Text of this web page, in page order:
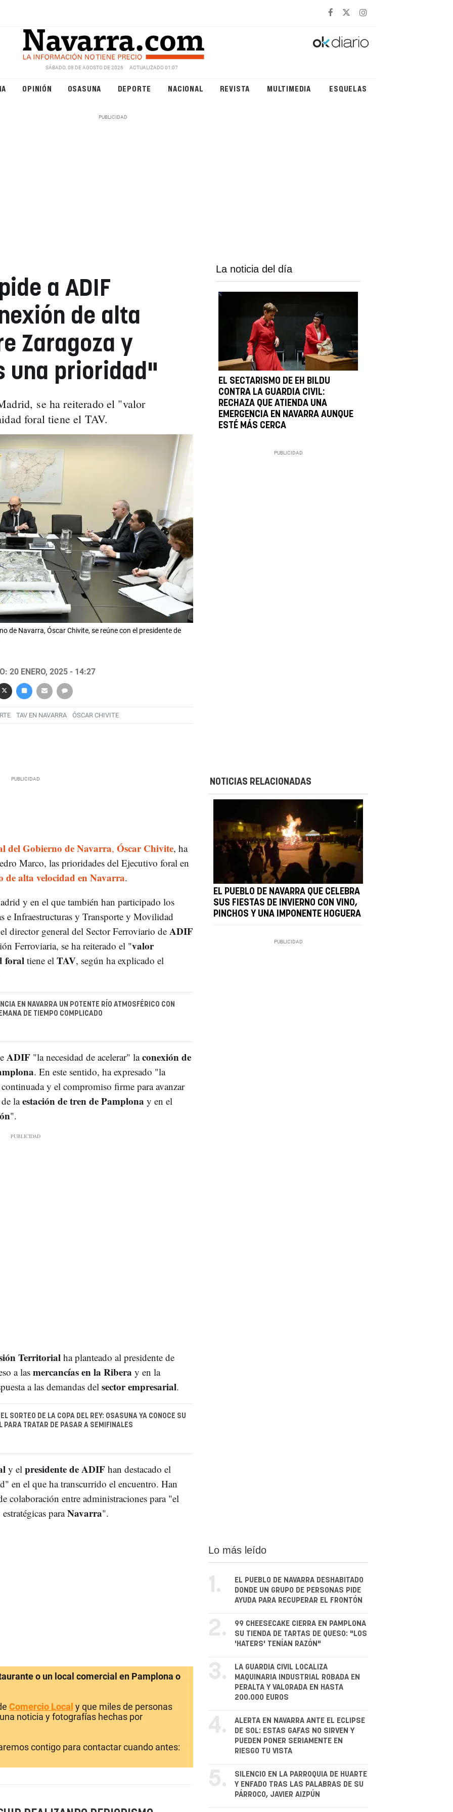
SÁBADO, 08 DE AGOSTO DE 2026 ACTUALIZADO 01:07
OPINIÓN OSASUNA DEPORTE NACIONAL REVISTA MULTIMEDIA ESQUELAS
a ADIF
de alta
Zaragoza y
una prioridad"
se ha reiterado el "valor
foral tiene el TAV.
de Navarra, Óscar Chivite, se reúne con el presidente de
20 ENERO, 2025 - 14:27
TAV EN NAVARRA ÓSCAR CHIVITE
La noticia del día
EL SECTARISMO DE EH BILDU
CONTRA LA GUARDIA CIVIL:
RECHAZA QUE ATIENDA UNA
EMERGENCIA EN NAVARRA AUNQUE
ESTÉ MÁS CERCA
del Gobierno de Navarra, Óscar Chivite, ha
Marco, las prioridades del Ejecutivo foral en
alta velocidad en Navarra.
y en el que también han participado los
e Infraestructuras y Transporte y Movilidad
director general del Sector Ferroviario deADIF
Ferroviaria, se ha reiterado el "valor
foral tiene el TAV, según ha explicado el
EN NAVARRA UN POTENTE RÍO ATMOSFÉRICO CON
DE TIEMPO COMPLICADO
ADIF "la necesidad de acelerar" laconexión de
. En este sentido, ha expresado "la
y el compromiso firme para avanzar
laestación de tren de Pamplona y en el
".
Territorialha planteado al presidente de
a las mercancías en la Ribera y en la
a las demandas del sector empresarial.
SORTEO DE LA COPA DEL REY: OSASUNA YA CONOCE SU
PARA TRATAR DE PASAR A SEMIFINALES
y el presidente de ADIF han destacado el
en el que ha transcurrido el encuentro. Han
colaboración entre administraciones para "el
paraNavarra".
NOTICIAS RELACIONADAS
EL PUEBLO DE NAVARRA QUE CELEBRA
SUS FIESTAS DE INVIERNO CON VINO,
PINCHOS Y UNA IMPONENTE HOGUERA
o un local comercial en Pamplona o
Comercio Local y que miles de personas
noticia y fotografías hechas por
contigo para contactar cuando antes:
Lo más leído
1.
EL PUEBLO DE NAVARRA DESHABITADO
DONDE UN GRUPO DE PERSONAS PIDE
AYUDA PARA RECUPERAR EL FRONTÓN
2.
99 CHEESECAKE CIERRA EN PAMPLONA
SU TIENDA DE TARTAS DE QUESO: "LOS
'HATERS' TENÍAN RAZÓN"
3.
LA GUARDIA CIVIL LOCALIZA
MAQUINARIA INDUSTRIAL ROBADA EN
PERALTA Y VALORADA EN HASTA
200.000 EUROS
4.
ALERTA EN NAVARRA ANTE EL ECLIPSE
DE SOL: ESTAS GAFAS NO SIRVEN Y
PUEDEN PONER SERIAMENTE EN
RIESGO TU VISTA
5.
SILENCIO EN LA PARROQUIA DE HUARTE
Y ENFADO TRAS LAS PALABRAS DE SU
PÁRROCO, JAVIER AIZPÚN